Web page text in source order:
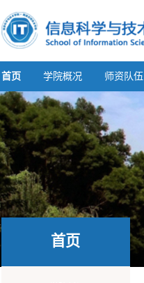
首页 学院概况 师资队伍
首页